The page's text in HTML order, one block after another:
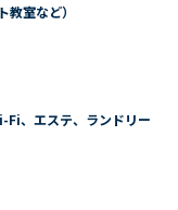
室など）
Fi、エステ、ランドリー